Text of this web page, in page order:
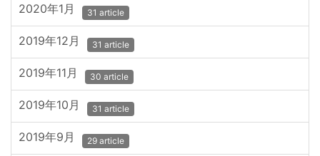
2020年1月 31 article
2019年12月 31 article
2019年11月 30 article
2019年10月 31 article
2019年9月 29 article